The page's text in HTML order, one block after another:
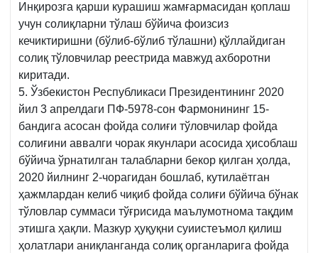
Инқирозга қарши курашиш жамғармасидан қоплаш
учун солиқларни тўлаш бўйича фоизсиз
кечиктиришни (бўлиб-бўлиб тўлашни) қўллайдиган
солиқ тўловчилар реестрида мавжуд ахборотни
киритади.
5. Ўзбекистон Республикаси Президентининг 2020
йил 3 апрелдаги ПФ-5978-сон Фармонининг 15-
бандига асосан фойда солиғи тўловчилар фойда
солиғини аввалги чорак якунлари асосида ҳисоблаш
бўйича ўрнатилган талабларни бекор қилган ҳолда,
2020 йилнинг 2-чорагидан бошлаб, кутилаётган
ҳажмлардан келиб чиқиб фойда солиғи бўйича бўнак
тўловлар суммаси тўғрисида маълумотнома тақдим
этишга ҳақли. Мазкур ҳуқуқни суиистеъмол қилиш
ҳолатлари аниқланганда солиқ органларига фойда